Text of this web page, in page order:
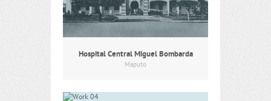
Hospital Central Miguel Bombarda
Maputo